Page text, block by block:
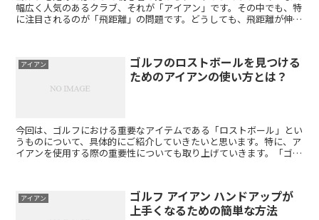
幅広く人気のあるクラブ、それが「アイアン」です。その中でも、特
に注目されるのが「飛距離」の問題です。どうしても、飛距離が伸び
アイアン
ゴルフのロストボールを見つける
ためのアイアンの使い方とは？
今回は、ゴルフにおける重要なアイテムである「ロストボール」とい
うものについて、具体的にご紹介していきたいと思います。特に、ア
イアンを使用する際の重要性についても取り上げていきます。「ゴル
アイアン
ゴルフ アイアン ハンドアップが
上手くなるための簡単な方法